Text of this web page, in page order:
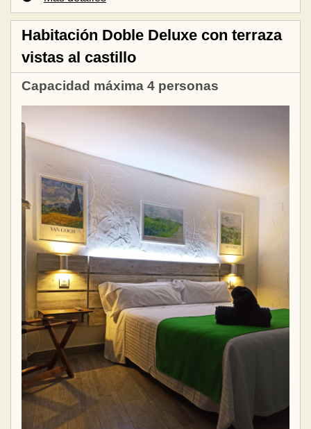
Habitación Doble Deluxe con terraza
vistas al castillo
Capacidad máxima 4 personas